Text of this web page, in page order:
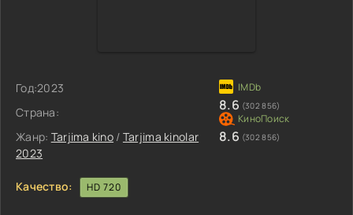
Год:2023
Страна:
Жанр: Tarjima kino / Tarjima kinolar
2023
8.6 (302 856)
8.6 (302 856)
Качество: HD 720